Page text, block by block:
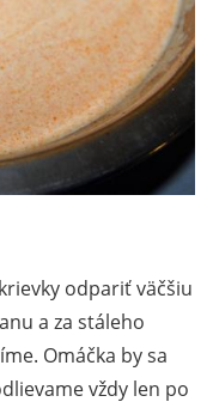
odpariť väčšiu
a za stáleho
Omáčka by sa
vždy len po